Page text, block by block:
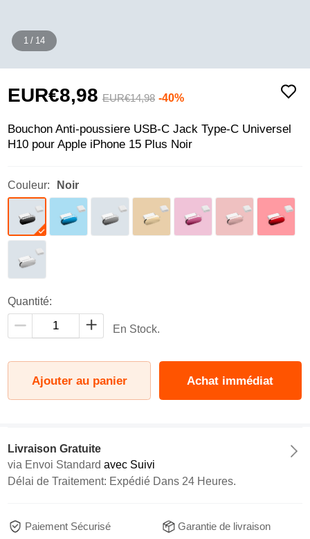
1 / 14
EUR€8,98 EUR€14,98 -40%
Bouchon Anti-poussiere USB-C Jack Type-C Universel
H10 pour Apple iPhone 15 Plus Noir
Couleur: Noir
Quantité:
En Stock.
Ajouter au panier Achat immédiat
Livraison Gratuite
via Envoi Standard avec Suivi
Délai de Traitement: Expédié Dans 24 Heures.
Paiement Sécurisé
Garantie de livraison